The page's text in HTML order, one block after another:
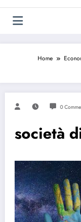
Home
0
società